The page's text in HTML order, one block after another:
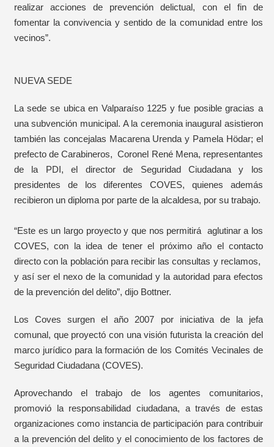
realizar acciones de prevención delictual, con el fin de
fomentar la convivencia y sentido de la comunidad entre los
vecinos”.
NUEVA SEDE
La sede se ubica en Valparaíso 1225 y fue posible gracias a
una subvención municipal. A la ceremonia inaugural asistieron
también las concejalas Macarena Urenda y Pamela Hödar; el
prefecto de Carabineros, Coronel René Mena, representantes
de la PDI, el director de Seguridad Ciudadana y los
presidentes de los diferentes COVES, quienes además
recibieron un diploma por parte de la alcaldesa, por su trabajo.
“Este es un largo proyecto y que nos permitirá aglutinar a los
COVES, con la idea de tener el próximo año el contacto
directo con la población para recibir las consultas y reclamos,
y así ser el nexo de la comunidad y la autoridad para efectos
de la prevención del delito”, dijo Bottner.
Los Coves surgen el año 2007 por iniciativa de la jefa
comunal, que proyectó con una visión futurista la creación del
marco jurídico para la formación de los Comités Vecinales de
Seguridad Ciudadana (COVES).
Aprovechando el trabajo de los agentes comunitarios,
promovió la responsabilidad ciudadana, a través de estas
organizaciones como instancia de participación para contribuir
a la prevención del delito y el conocimiento de los factores de